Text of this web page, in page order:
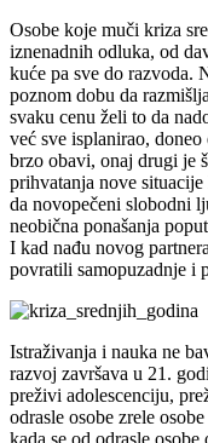
Osobe koje muči kriza
iznenadnih odluka, od
kuće pa sve do razvoda.
poznom dobu da
svaku cenu želi to da
već sve isplanirao,
brzo obavi, onaj drugi je
prihvatanja nove
da novopečeni slobodni
neobična ponašanja
I kad nađu novog
povratili samopuzadnje i
Istraživanja i nauka ne
razvoj završava u 21.
preživi adolescenciju,
odrasle osobe zrele
kada se od odrasle